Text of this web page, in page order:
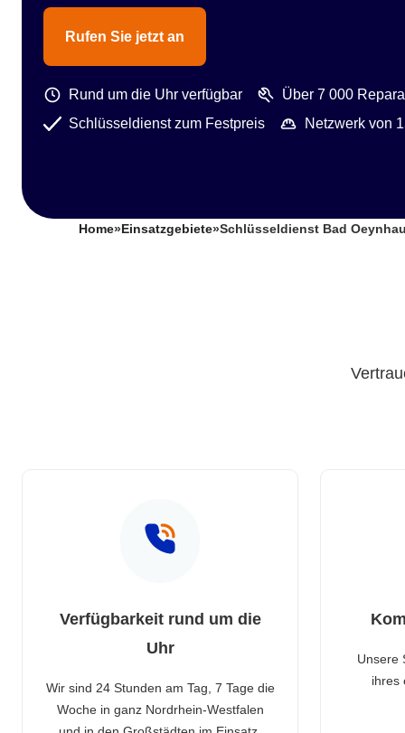
Rufen Sie jetzt an
Rund um die Uhr verfügbar
Über 7 000
Schlüsseldienst zum Festpreis
Netzwerk von
Home» Einsatzgebiete»Schlüsseldienst Bad
Verfügbarkeit rund um die
Uhr
Wir sind 24 Stunden am Tag, 7 Tage die
Woche in ganz Nordrhein-Westfalen
Unsere
ihres